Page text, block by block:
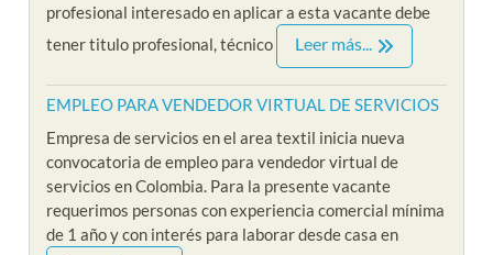
profesional interesado en aplicar a esta vacante debe
tener titulo profesional, técnico
Leer más...
EMPLEO PARA VENDEDOR VIRTUAL DE SERVICIOS
Empresa de servicios en el area textil inicia nueva
convocatoria de empleo para vendedor virtual de
servicios en Colombia. Para la presente vacante
requerimos personas con experiencia comercial mínima
de 1 año y con interés para laborar desde casa en